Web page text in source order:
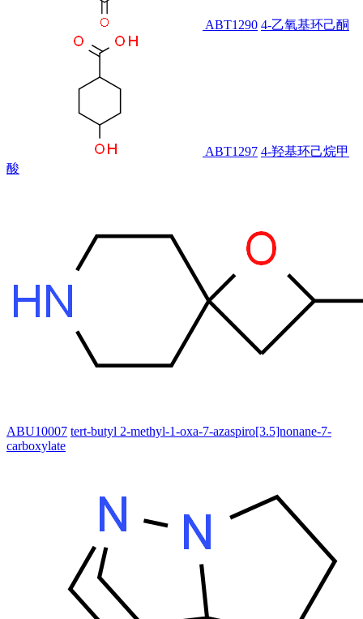
ABT1290 4-乙氧基环己酮
ABT1297 4-羟基环己烷甲
酸
ABU10007 tert-butyl 2-methyl-1-oxa-7-azaspiro[3.5]nonane-7-
carboxylate